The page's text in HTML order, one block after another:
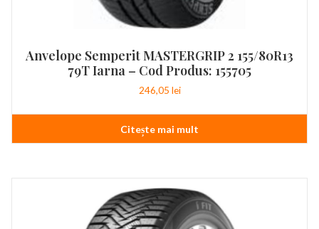
Anvelope Semperit MASTERGRIP 2 155/80R13
79T Iarna – Cod Produs: 155705
246,05 lei
Citește mai mult